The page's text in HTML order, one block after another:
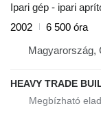
Ipari gép - ipari
2002
6 500 óra
Magyarország,
HEAVY TRADE